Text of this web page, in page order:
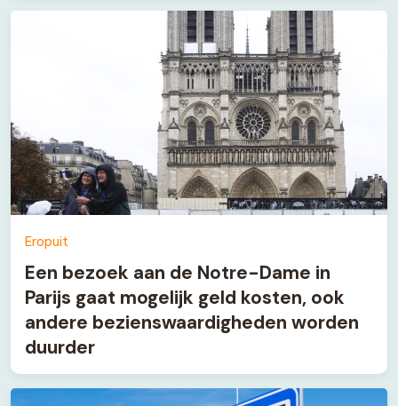
Eropuit
Een bezoek aan de Notre-Dame in
Parijs gaat mogelijk geld kosten, ook
andere bezienswaardigheden worden
duurder